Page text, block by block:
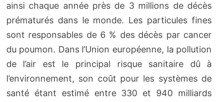
ainsi chaque année près de 3 millions de décès
prématurés dans le monde. Les particules fines
sont responsables de 6 % des décès par cancer
du poumon. Dans l’Union européenne, la pollution
de l’air est le principal risque sanitaire dû à
l’environnement, son coût pour les systèmes de
santé étant estimé entre 330 et 940 milliards